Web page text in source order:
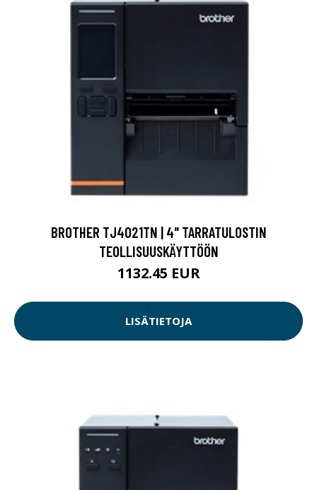
BROTHER TJ4021TN | 4" TARRATULOSTIN
TEOLLISUUSKÄYTTÖÖN
1132.45 EUR
LISÄTIETOJA